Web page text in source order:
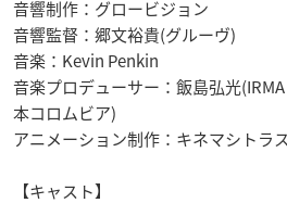
音響制作：グロービジョン
音響監督：郷文裕貴(グルーヴ)
音楽：Kevin Penkin
音楽プロデューサー：飯島弘光
本コロムビア)
アニメーション制作：キネマシトラス
【キャスト】